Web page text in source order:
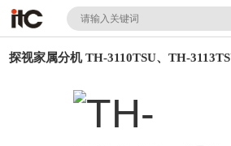
探视家属分机 TH-3110TSU、TH-